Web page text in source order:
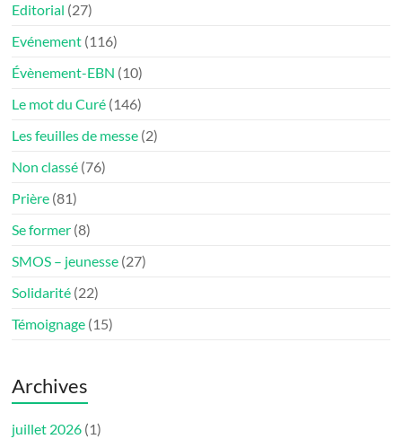
Editorial (27)
Evénement (116)
Évènement-EBN (10)
Le mot du Curé (146)
Les feuilles de messe (2)
Non classé (76)
Prière (81)
Se former (8)
SMOS – jeunesse (27)
Solidarité (22)
Témoignage (15)
Archives
juillet 2026 (1)